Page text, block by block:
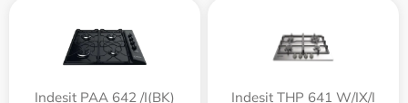
Indesit PAA 642 /I(BK)
Indesit THP 641 W/IX/I